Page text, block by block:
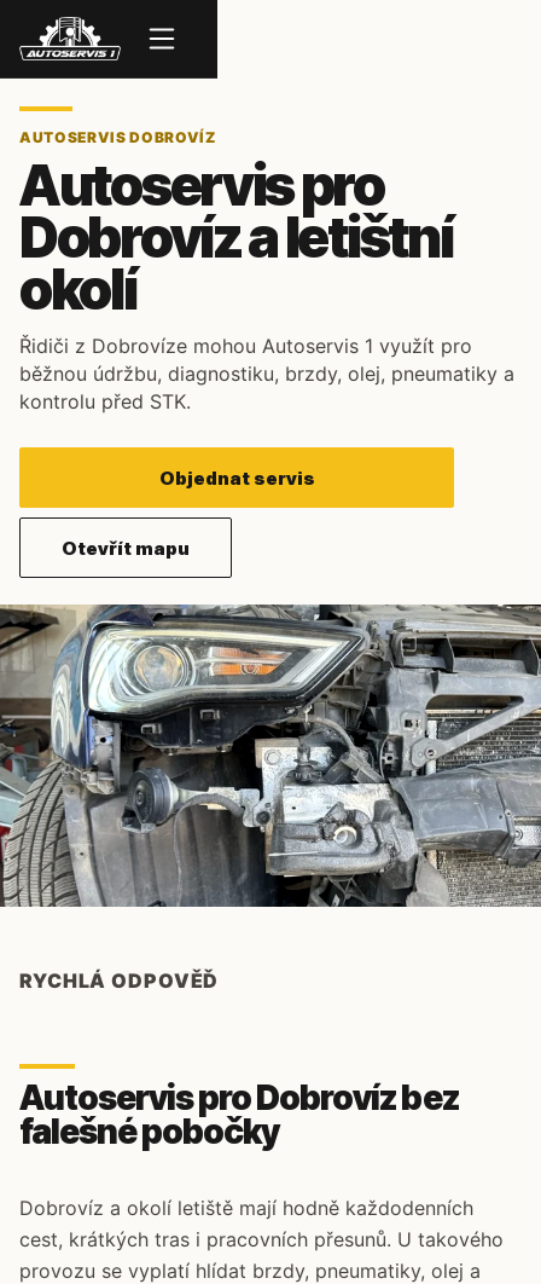
Menu
AUTOSERVIS DOBROVÍZ
Autoservis pro
Dobrovíz a letištní
okolí
Řidiči z Dobrovíze mohou Autoservis 1 využít pro
běžnou údržbu, diagnostiku, brzdy, olej, pneumatiky a
kontrolu před STK.
Objednat servis
Otevřít mapu
RYCHLÁ ODPOVĚĎ
Autoservis pro Dobrovíz bez
falešné pobočky
Dobrovíz a okolí letiště mají hodně každodenních
cest, krátkých tras i pracovních přesunů. U takového
provozu se vyplatí hlídat brzdy, pneumatiky, olej a